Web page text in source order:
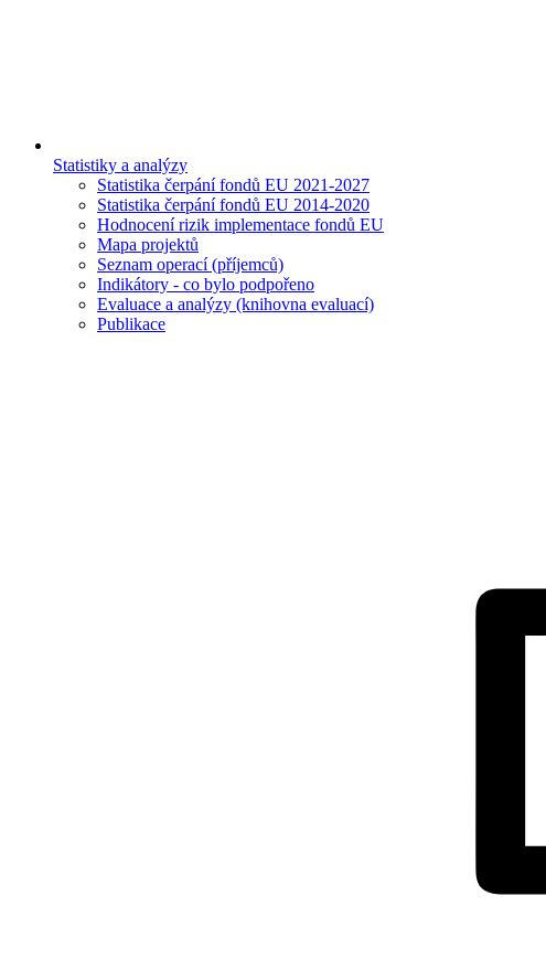
Statistiky a analýzy
Statistika čerpání fondů EU 2021-2027
Statistika čerpání fondů EU 2014-2020
Hodnocení rizik implementace fondů EU
Mapa projektů
Seznam operací (příjemců)
Indikátory - co bylo podpořeno
Evaluace a analýzy (knihovna evaluací)
Publikace